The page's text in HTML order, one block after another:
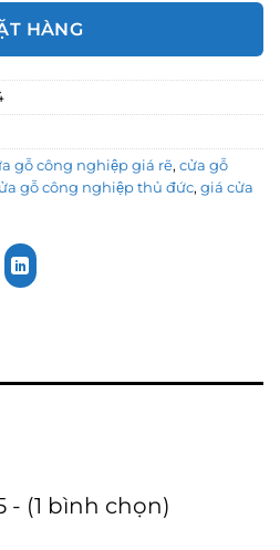
HÀNG
gỗ công nghiệp giá rẽ, cửa gỗ
gỗ công nghiệp thủ đức, giá cửa
- (1 bình chọn)